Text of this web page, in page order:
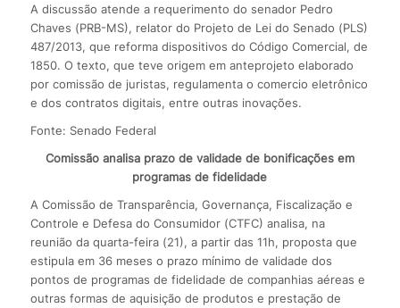
A discussão atende a requerimento do senador Pedro
Chaves (PRB-MS), relator do Projeto de Lei do Senado (PLS)
487/2013, que reforma dispositivos do Código Comercial, de
1850. O texto, que teve origem em anteprojeto elaborado
por comissão de juristas, regulamenta o comercio eletrônico
e dos contratos digitais, entre outras inovações.
Fonte: Senado Federal
Comissão analisa prazo de validade de bonificações em
programas de fidelidade
A Comissão de Transparência, Governança, Fiscalização e
Controle e Defesa do Consumidor (CTFC) analisa, na
reunião da quarta-feira (21), a partir das 11h, proposta que
estipula em 36 meses o prazo mínimo de validade dos
pontos de programas de fidelidade de companhias aéreas e
outras formas de aquisição de produtos e prestação de